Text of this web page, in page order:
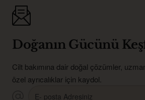
Doğanın Gücünü
Cilt bakımına dair doğal çözümler,
özel ayrıcalıklar için kaydol.